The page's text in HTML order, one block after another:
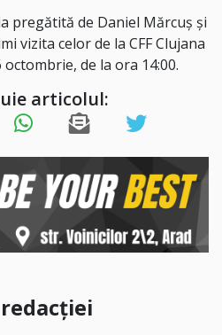
pregătită de Daniel Mărcuş şi
vizita celor de la CFF Clujana
de la ora 14:00.
articolul: